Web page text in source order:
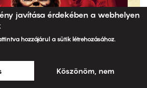
javítása érdekében a webhelyen
hozzájárul a sütik létrehozásához.
Köszönöm, nem